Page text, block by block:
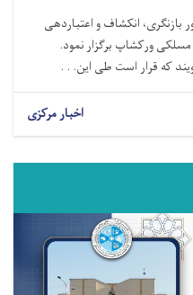
بازنگری، انکشاف و اعتباردهی
ورکشاپ برگزار نمود.
که قرار است طی این. . .
اخبار مرکزی